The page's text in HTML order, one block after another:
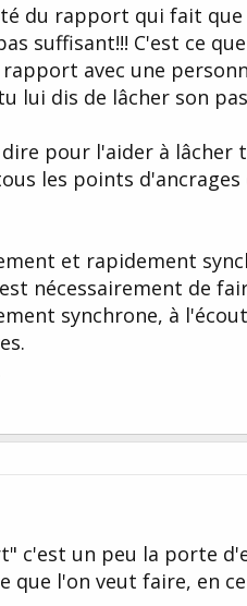
du rapport qui fait
suffisant!!! C'est ce
avec une
lui dis de lâcher son
pour l'aider à
les points
et rapidement
nécessairement de
synchrone, à
c'est un peu la porte
que l'on veut faire, en